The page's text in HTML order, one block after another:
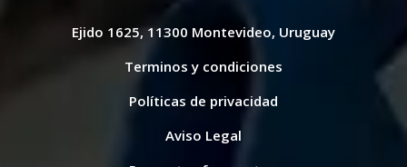
Ejido 1625, 11300 Montevideo, Uruguay
Terminos y condiciones
Políticas de privacidad
Aviso Legal